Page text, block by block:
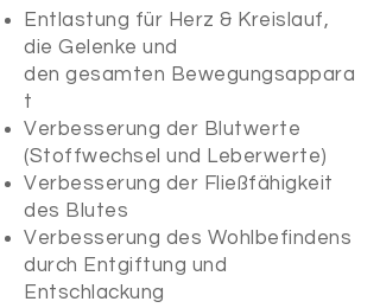
Entlastung für Herz & Kreislauf,
die Gelenke und
den gesamten Bewegungsappara
t
Verbesserung der Blutwerte
(Stoffwechsel und Leberwerte)
Verbesserung der Fließfähigkeit
des Blutes
Verbesserung des Wohlbefindens
durch Entgiftung und
Entschlackung